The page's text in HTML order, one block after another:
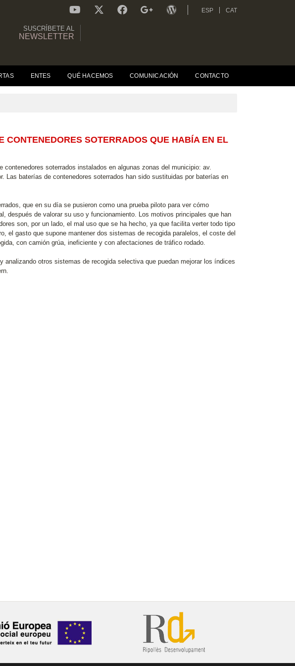
ESP CAT
SUSCRÍBETE AL
NEWSLETTER
ENTES QUÉ HACEMOS COMUNICACIÓN CONTACTO
SOTERRADOS QUE HABÍA EN EL
soterrados instalados en algunas zonas del municipio: av.
Las baterías de contenedores soterrados han sido sustituidas por baterías en
que en su día se pusieron como una prueba piloto para ver cómo
después de valorar su uso y funcionamiento. Los motivos principales que han
son, por un lado, el mal uso que se ha hecho, ya que facilita verter todo tipo
el gasto que supone mantener dos sistemas de recogida paralelos, el coste del
con camión grúa, ineficiente y con afectaciones de tráfico rodado.
analizando otros sistemas de recogida selectiva que puedan mejorar los índices